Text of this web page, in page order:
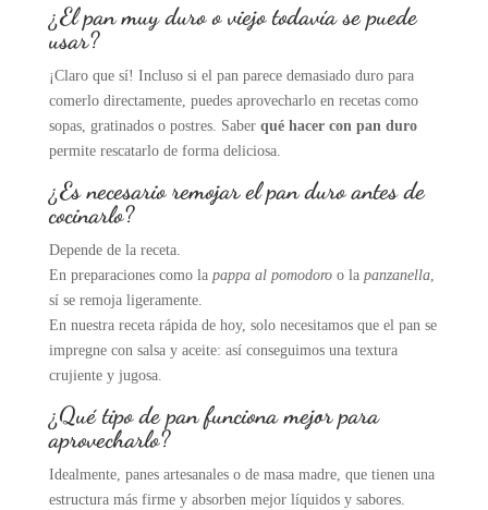
¿El pan muy duro o viejo todavía se puede
usar?
¡Claro que sí! Incluso si el pan parece demasiado duro para
comerlo directamente, puedes aprovecharlo en recetas como
sopas, gratinados o postres. Saber qué hacer con pan duro
permite rescatarlo de forma deliciosa.
¿Es necesario remojar el pan duro antes de
cocinarlo?
Depende de la receta.
En preparaciones como la pappa al pomodoroo la panzanella,
sí se remoja ligeramente.
En nuestra receta rápida de hoy, solo necesitamos que el pan se
impregne con salsa y aceite: así conseguimos una textura
crujiente y jugosa.
¿Qué tipo de pan funciona mejor para
aprovecharlo?
Idealmente, panes artesanales o de masa madre, que tienen una
estructura más firme y absorben mejor líquidos y sabores.